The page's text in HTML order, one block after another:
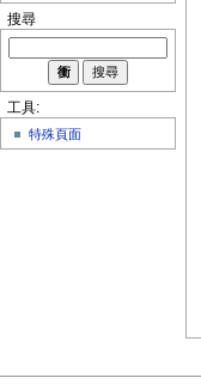
搜尋
工具:
特殊頁面